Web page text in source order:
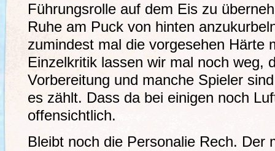
Führungsrolle auf dem Eis zu
Ruhe am Puck von hinten
zumindest mal die vorgesehen Härte
Einzelkritik lassen wir mal noch weg,
Vorbereitung und manche Spieler
es zählt. Dass da bei einigen noch
offensichtlich.
Bleibt noch die Personalie Rech. Der